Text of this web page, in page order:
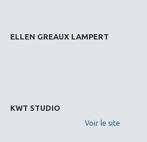
ELLEN GREAUX LAMPERT
KWT STUDIO
Voir le site